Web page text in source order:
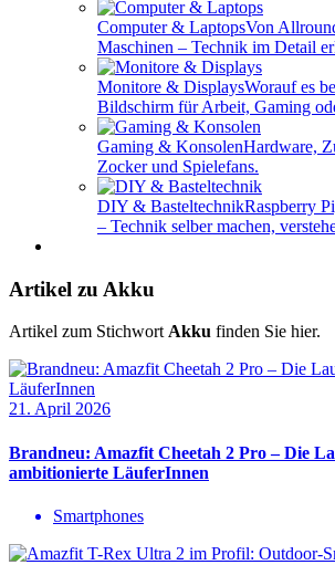
Computer & LaptopsVon
Maschinen – Technik im Detail
Monitore & DisplaysWorauf es
Bildschirm für Arbeit, Gaming
Gaming & KonsolenHardware,
Zocker und Spielefans.
DIY & BasteltechnikRaspberry
– Technik selber machen,
Artikel zu Akku
Artikel zum StichwortAkku finden Sie hier.
21. April 2026
Brandneu: Amazfit Cheetah 2 Pro – Die
ambitionierte LäuferInnen
Smartphones